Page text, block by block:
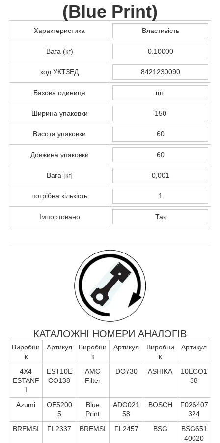
(Blue Print)
Характеристика Властивість
Вага (кг) 0.10000
код УКТЗЕД 8421230090
Базова одиниця шт.
Ширина упаковки 150
Висота упаковки 60
Довжина упаковки 60
Вага [кг] 0,001
потрібна кількість 1
Імпортовано Так
КАТАЛОЖНІ НОМЕРИ АНАЛОГІВ
Виробни
к
Артикул
Виробни
к
Артикул
Виробни
к
Артикул
4X4
ESTANF
I
EST10E
CO138
AMC
Filter
DO730 ASHIKA
10ECO1
38
Azumi
OE5200
5
Blue
Print
ADG021
58
BOSCH
F026407
324
BREMSI
FL2337 BREMSI FL2457 BSG
BSG651
40020